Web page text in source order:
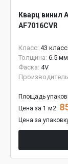
Кварц винил
AF7016CVR
Класс: 43 класс
Толщина: 6.5 мм
Фаска: 4V
Производитель
Площадь
Цена за 1 м2:
Цена за